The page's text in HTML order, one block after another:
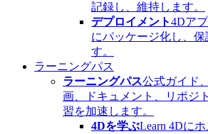
記録し、維持します。
デプロイメント4Dア
にパッケージ化し、
す。
ラーニングパス
ラーニングパス公式ガイド
画、ドキュメント、リポジ
習を加速します。
4Dを学ぶLearn 4Dに